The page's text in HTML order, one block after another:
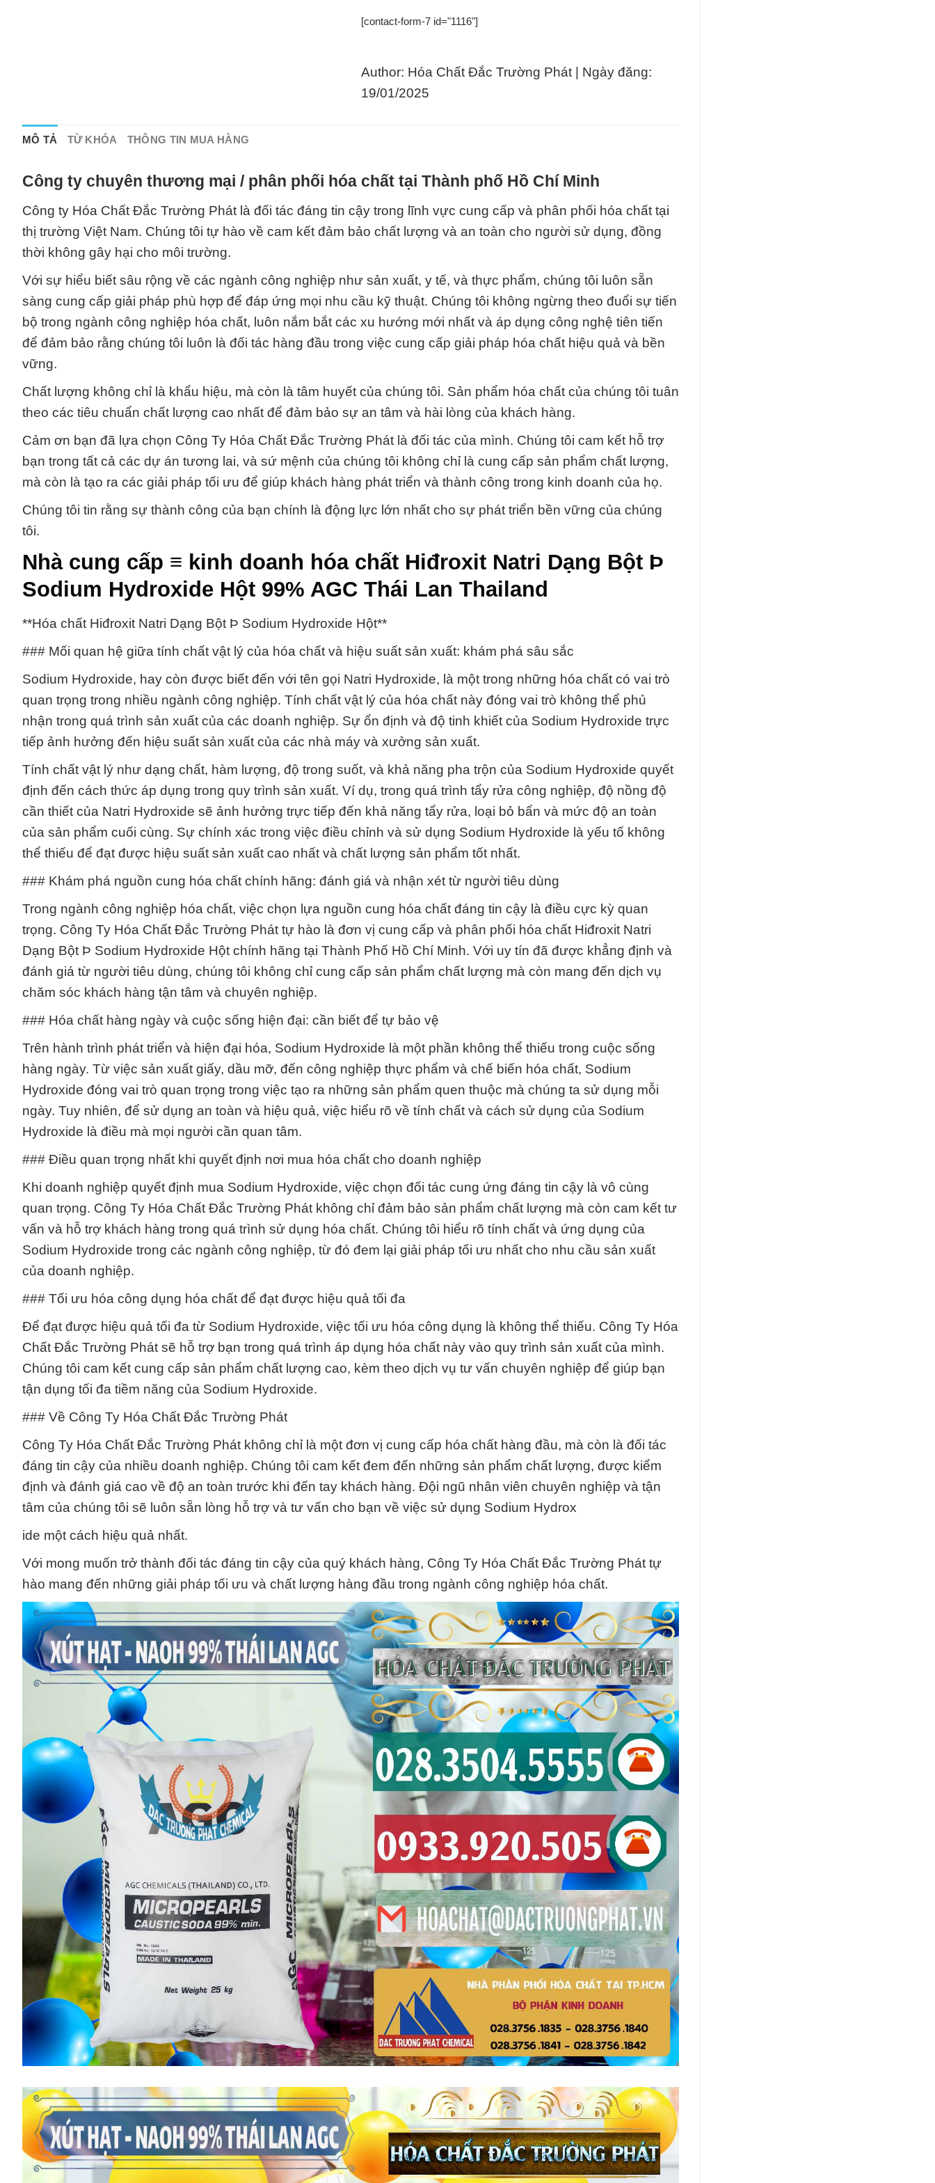
[contact-form-7 id="1116"]
Author: Hóa Chất Đắc Trường Phát | Ngày đăng:
19/01/2025
MÔ TẢ TỪ KHÓA THÔNG TIN MUA HÀNG
Công ty chuyên thương mại / phân phối hóa chất tại Thành phố Hồ Chí Minh
Công ty Hóa Chất Đắc Trường Phát là đối tác đáng tin cậy trong lĩnh vực cung cấp và phân phối hóa chất tại
thị trường Việt Nam. Chúng tôi tự hào về cam kết đảm bảo chất lượng và an toàn cho người sử dụng, đồng
thời không gây hại cho môi trường.
Với sự hiểu biết sâu rộng về các ngành công nghiệp như sản xuất, y tế, và thực phẩm, chúng tôi luôn sẵn
sàng cung cấp giải pháp phù hợp để đáp ứng mọi nhu cầu kỹ thuật. Chúng tôi không ngừng theo đuổi sự tiến
bộ trong ngành công nghiệp hóa chất, luôn nắm bắt các xu hướng mới nhất và áp dụng công nghệ tiên tiến
để đảm bảo rằng chúng tôi luôn là đối tác hàng đầu trong việc cung cấp giải pháp hóa chất hiệu quả và bền
vững.
Chất lượng không chỉ là khẩu hiệu, mà còn là tâm huyết của chúng tôi. Sản phẩm hóa chất của chúng tôi tuân
theo các tiêu chuẩn chất lượng cao nhất để đảm bảo sự an tâm và hài lòng của khách hàng.
Cảm ơn bạn đã lựa chọn Công Ty Hóa Chất Đắc Trường Phát là đối tác của mình. Chúng tôi cam kết hỗ trợ
bạn trong tất cả các dự án tương lai, và sứ mệnh của chúng tôi không chỉ là cung cấp sản phẩm chất lượng,
mà còn là tạo ra các giải pháp tối ưu để giúp khách hàng phát triển và thành công trong kinh doanh của họ.
Chúng tôi tin rằng sự thành công của bạn chính là động lực lớn nhất cho sự phát triển bền vững của chúng
tôi.
Nhà cung cấp ≡ kinh doanh hóa chất Hiđroxit Natri Dạng Bột Þ
Sodium Hydroxide Hột 99% AGC Thái Lan Thailand
**Hóa chất Hiđroxit Natri Dạng Bột Þ Sodium Hydroxide Hột**
### Mối quan hệ giữa tính chất vật lý của hóa chất và hiệu suất sản xuất: khám phá sâu sắc
Sodium Hydroxide, hay còn được biết đến với tên gọi Natri Hydroxide, là một trong những hóa chất có vai trò
quan trọng trong nhiều ngành công nghiệp. Tính chất vật lý của hóa chất này đóng vai trò không thể phủ
nhận trong quá trình sản xuất của các doanh nghiệp. Sự ổn định và độ tinh khiết của Sodium Hydroxide trực
tiếp ảnh hưởng đến hiệu suất sản xuất của các nhà máy và xưởng sản xuất.
Tính chất vật lý như dạng chất, hàm lượng, độ trong suốt, và khả năng pha trộn của Sodium Hydroxide quyết
định đến cách thức áp dụng trong quy trình sản xuất. Ví dụ, trong quá trình tẩy rửa công nghiệp, độ nồng độ
cần thiết của Natri Hydroxide sẽ ảnh hưởng trực tiếp đến khả năng tẩy rửa, loại bỏ bẩn và mức độ an toàn
của sản phẩm cuối cùng. Sự chính xác trong việc điều chỉnh và sử dụng Sodium Hydroxide là yếu tố không
thể thiếu để đạt được hiệu suất sản xuất cao nhất và chất lượng sản phẩm tốt nhất.
### Khám phá nguồn cung hóa chất chính hãng: đánh giá và nhận xét từ người tiêu dùng
Trong ngành công nghiệp hóa chất, việc chọn lựa nguồn cung hóa chất đáng tin cậy là điều cực kỳ quan
trọng. Công Ty Hóa Chất Đắc Trường Phát tự hào là đơn vị cung cấp và phân phối hóa chất Hiđroxit Natri
Dạng Bột Þ Sodium Hydroxide Hột chính hãng tại Thành Phố Hồ Chí Minh. Với uy tín đã được khẳng định và
đánh giá từ người tiêu dùng, chúng tôi không chỉ cung cấp sản phẩm chất lượng mà còn mang đến dịch vụ
chăm sóc khách hàng tận tâm và chuyên nghiệp.
### Hóa chất hàng ngày và cuộc sống hiện đại: cần biết để tự bảo vệ
Trên hành trình phát triển và hiện đại hóa, Sodium Hydroxide là một phần không thể thiếu trong cuộc sống
hàng ngày. Từ việc sản xuất giấy, dầu mỡ, đến công nghiệp thực phẩm và chế biến hóa chất, Sodium
Hydroxide đóng vai trò quan trọng trong việc tạo ra những sản phẩm quen thuộc mà chúng ta sử dụng mỗi
ngày. Tuy nhiên, để sử dụng an toàn và hiệu quả, việc hiểu rõ về tính chất và cách sử dụng của Sodium
Hydroxide là điều mà mọi người cần quan tâm.
### Điều quan trọng nhất khi quyết định nơi mua hóa chất cho doanh nghiệp
Khi doanh nghiệp quyết định mua Sodium Hydroxide, việc chọn đối tác cung ứng đáng tin cậy là vô cùng
quan trọng. Công Ty Hóa Chất Đắc Trường Phát không chỉ đảm bảo sản phẩm chất lượng mà còn cam kết tư
vấn và hỗ trợ khách hàng trong quá trình sử dụng hóa chất. Chúng tôi hiểu rõ tính chất và ứng dụng của
Sodium Hydroxide trong các ngành công nghiệp, từ đó đem lại giải pháp tối ưu nhất cho nhu cầu sản xuất
của doanh nghiệp.
### Tối ưu hóa công dụng hóa chất để đạt được hiệu quả tối đa
Để đạt được hiệu quả tối đa từ Sodium Hydroxide, việc tối ưu hóa công dụng là không thể thiếu. Công Ty Hóa
Chất Đắc Trường Phát sẽ hỗ trợ bạn trong quá trình áp dụng hóa chất này vào quy trình sản xuất của mình.
Chúng tôi cam kết cung cấp sản phẩm chất lượng cao, kèm theo dịch vụ tư vấn chuyên nghiệp để giúp bạn
tận dụng tối đa tiềm năng của Sodium Hydroxide.
### Về Công Ty Hóa Chất Đắc Trường Phát
Công Ty Hóa Chất Đắc Trường Phát không chỉ là một đơn vị cung cấp hóa chất hàng đầu, mà còn là đối tác
đáng tin cậy của nhiều doanh nghiệp. Chúng tôi cam kết đem đến những sản phẩm chất lượng, được kiểm
định và đánh giá cao về độ an toàn trước khi đến tay khách hàng. Đội ngũ nhân viên chuyên nghiệp và tận
tâm của chúng tôi sẽ luôn sẵn lòng hỗ trợ và tư vấn cho bạn về việc sử dụng Sodium Hydrox
ide một cách hiệu quả nhất.
Với mong muốn trở thành đối tác đáng tin cậy của quý khách hàng, Công Ty Hóa Chất Đắc Trường Phát tự
hào mang đến những giải pháp tối ưu và chất lượng hàng đầu trong ngành công nghiệp hóa chất.